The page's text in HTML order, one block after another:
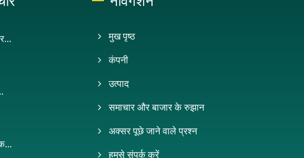
मुख पृष्ठ
कंपनी
उत्पाद
समाचार और बाजार के रुझान
अक्सर पूछे जाने वाले प्रश्न
हमसे संपर्क करें